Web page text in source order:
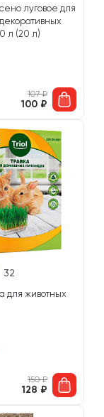
луговое для
л (20 л)
107₽
100 ₽
32
для животных
150₽
128 ₽